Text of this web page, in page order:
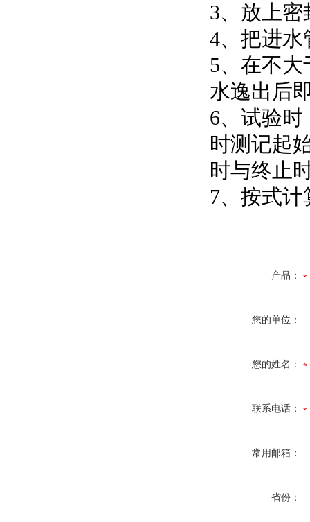
3、放上
4、把进
5、在不大
水逸出后
6、试验
时测记起
时与终止
7、按式
产品：
您的单位：
您的姓名：
联系电话：
常用邮箱：
省份：